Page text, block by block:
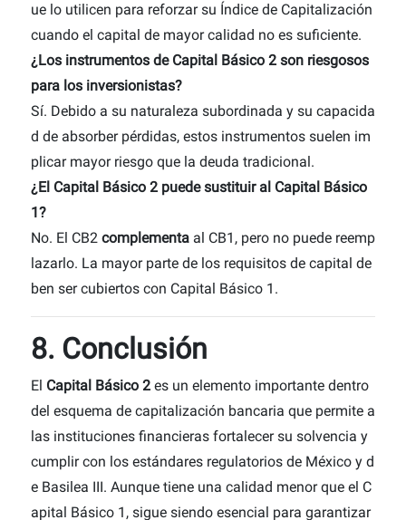
ue lo utilicen para reforzar su Índice de Capitalización
cuando el capital de mayor calidad no es suficiente.
¿Los instrumentos de Capital Básico 2 son riesgosos
para los inversionistas?
Sí. Debido a su naturaleza subordinada y su capacida
d de absorber pérdidas, estos instrumentos suelen im
plicar mayor riesgo que la deuda tradicional.
¿El Capital Básico 2 puede sustituir al Capital Básico
1?
No. El CB2 complementa al CB1, pero no puede reemp
lazarlo. La mayor parte de los requisitos de capital de
ben ser cubiertos con Capital Básico 1.
8. Conclusión
El Capital Básico 2 es un elemento importante dentro
del esquema de capitalización bancaria que permite a
las instituciones financieras fortalecer su solvencia y
cumplir con los estándares regulatorios de México y d
e Basilea III. Aunque tiene una calidad menor que el C
apital Básico 1, sigue siendo esencial para garantizar